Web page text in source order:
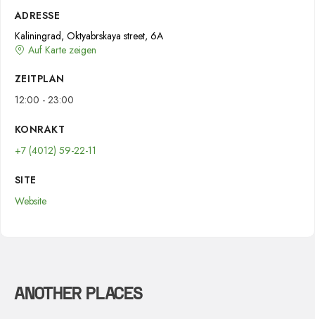
ADRESSE
Kaliningrad, Oktyabrskaya street, 6А
Auf Karte zeigen
ZEITPLAN
12:00 - 23:00
KONRAKT
+7 (4012) 59-22-11
SITE
Website
ANOTHER PLACES